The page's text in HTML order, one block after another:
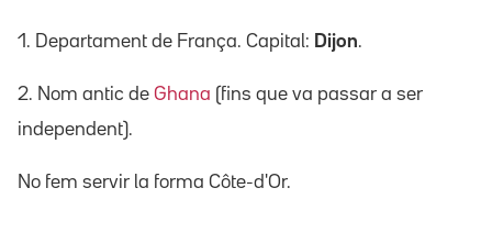
1. Departament de França. Capital: Dijon.
2. Nom antic de Ghana (fins que va passar a ser
independent).
No fem servir la forma Côte-d'Or.